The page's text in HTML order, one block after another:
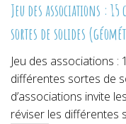
Jeu des associations :
sortes de solides
Jeu des associations
différentes sortes de
d’associations invite
réviser les différentes